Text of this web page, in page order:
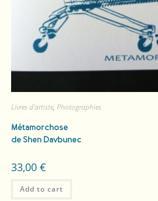
Livres d'artiste, Photographies
Métamorchose
de Shen Davbunec
33,00 €
Add to cart